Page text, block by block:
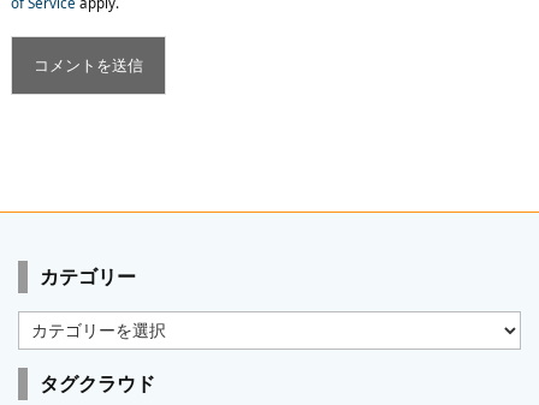
カテゴリー
テ
ゴ タグクラウド